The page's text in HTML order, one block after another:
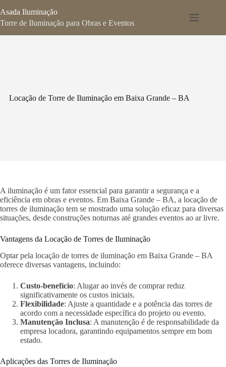
para
o
Asada Iluminação
Torre de Iluminação para Obras e Eventos
Locação de Torre de Iluminação em Baixa Grande – BA
A iluminação é um fator essencial para garantir a segurança e a
eficiência em obras e eventos. Em Baixa Grande – BA, a locação de
torres de iluminação tem se mostrado uma solução eficaz para diversas
situações, desde construções noturnas até grandes eventos ao ar livre.
Vantagens da Locação de Torres de Iluminação
Optar pela locação de torres de iluminação em Baixa Grande – BA
oferece diversas vantagens, incluindo:
Custo-benefício: Alugar ao invés de comprar reduz
significativamente os custos iniciais.
Flexibilidade: Ajuste a quantidade e a potência das torres de
acordo com a necessidade específica do projeto ou evento.
Manutenção Inclusa: A manutenção é de responsabilidade da
empresa locadora, garantindo equipamentos sempre em bom
estado.
Aplicações das Torres de Iluminação